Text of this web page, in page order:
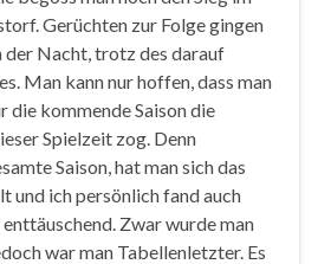
Gerüchten zur Folge gingen
der Nacht, trotz des darauf
Man kann nur hoffen, dass man
kommende Saison die
Spielzeit zog. Denn
Saison, hat man sich das
und ich persönlich fand auch
Zwar wurde man
war man Tabellenletzter. Es